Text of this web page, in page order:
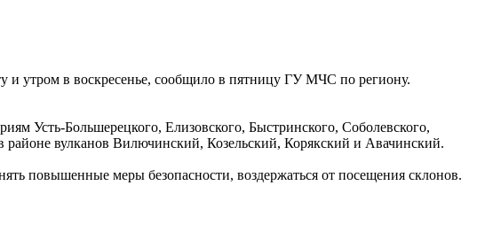
и утром в воскресенье, сообщило в пятницу ГУ МЧС по региону.
Усть-Большерецкого, Елизовского, Быстринского, Соболевского,
районе вулканов Вилючинский, Козельский, Корякский и Авачинский.
повышенные меры безопасности, воздержаться от посещения склонов.